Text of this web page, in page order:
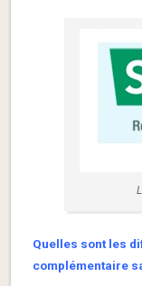
Quelles sont les
complémentaire